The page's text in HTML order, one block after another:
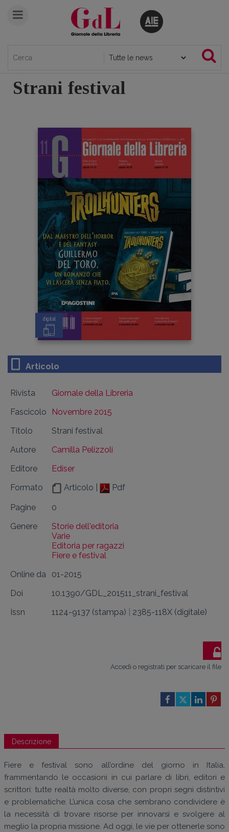
Strani festival
digital
Articolo
Rivista
Giornale della Libreria
Fascicolo
Novembre 2015
Titolo
Strani festival
Autore
Camilla Pelizzoli
Editore
Ediser
Formato
Articolo | Pdf
Pagine
0
Genere
Storie dell'editoria
Varie
Editoria per ragazzi
Fiere e festival
Online da
01-2015
Doi
10.1390/GDL_201511_strani_festival
Issn
1124-9137 (stampa) 2385-118X (digitale)
Accedi o registrati per scaricare il file
Descrizione
Fiere e festival sono all’ordine del giorno in Italia,
frammentando le occasioni in cui parlare di libri, editori e
scrittori: tutte realtà molto diverse, con propri segni distintivi
e problematiche. L’unica cosa che sembrano condividere è
la necessità di trovare risorse per innovarsi e svolgere al
meglio la propria missione. Ad oggi, le vie per ottenerle sono